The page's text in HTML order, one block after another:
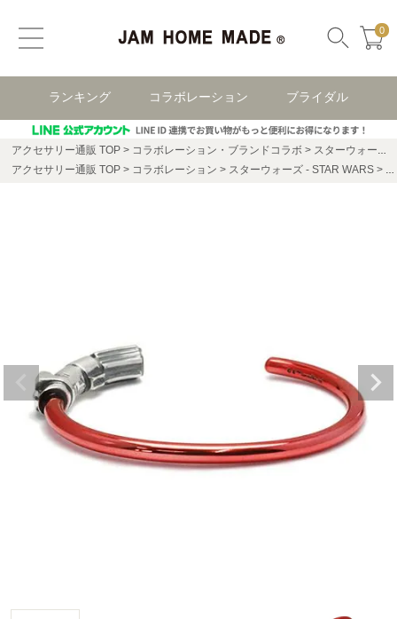
0
ランキング コラボレーション ブライダル
アクセサリー通販 TOP コラボレーション・ブランドコラボ
スターウォーズ(STAR WARS)
アクセサリー通販 TOP
コラボレーション スターウォーズ - STAR WARS